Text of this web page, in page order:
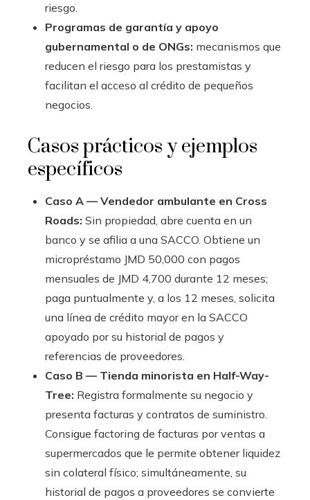
riesgo.
Programas de garantía y apoyo
gubernamental o de ONGs: mecanismos que
reducen el riesgo para los prestamistas y
facilitan el acceso al crédito de pequeños
negocios.
Casos prácticos y ejemplos
específicos
Caso A — Vendedor ambulante en Cross
Roads: Sin propiedad, abre cuenta en un
banco y se afilia a una SACCO. Obtiene un
micropréstamo JMD 50,000 con pagos
mensuales de JMD 4,700 durante 12 meses;
paga puntualmente y, a los 12 meses, solicita
una línea de crédito mayor en la SACCO
apoyado por su historial de pagos y
referencias de proveedores.
Caso B — Tienda minorista en Half-Way-
Tree: Registra formalmente su negocio y
presenta facturas y contratos de suministro.
Consigue factoring de facturas por ventas a
supermercados que le permite obtener liquidez
sin colateral físico; simultáneamente, su
historial de pagos a proveedores se convierte